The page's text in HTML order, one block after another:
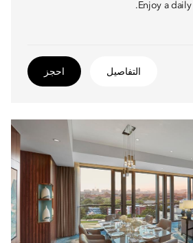
Enjoy a
التفاصيل احجز